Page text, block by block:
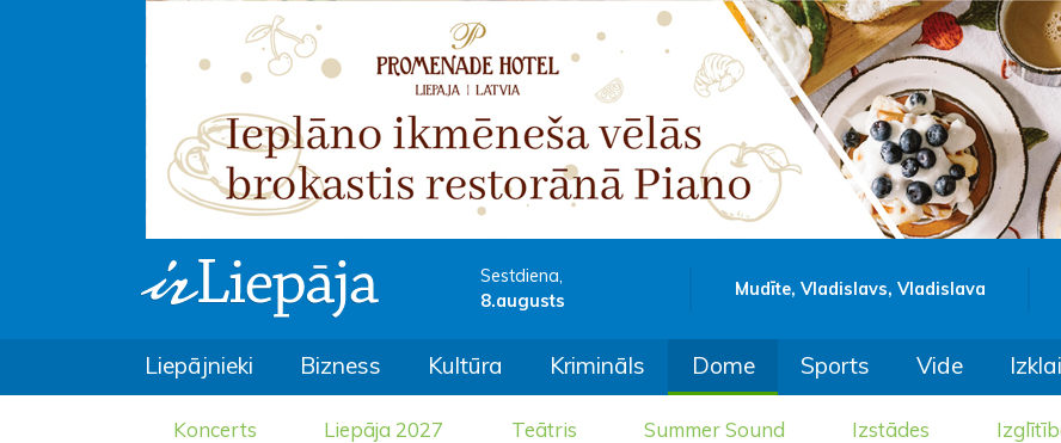
Sestdiena,
8.augusts
Mudīte, Vladislavs, Vladislava
Liepājnieki Bizness Kultūra Krimināls Dome Sports Vide
Koncerts Liepāja 2027 Teātris Summer Sound Izstādes